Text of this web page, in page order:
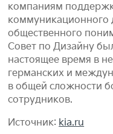
компаниям
коммуникационного
общественного
Совет по Дизайну
настоящее время в
германских и
в общей сложности
сотрудников.
Источник: kia.ru